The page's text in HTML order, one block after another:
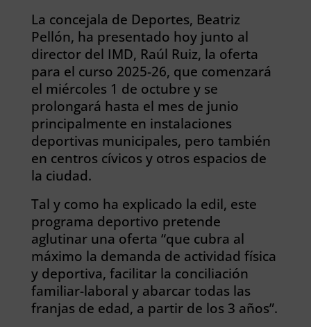
La concejala de Deportes, Beatriz
Pellón, ha presentado hoy junto al
director del IMD, Raúl Ruiz, la oferta
para el curso 2025-26, que comenzará
el miércoles 1 de octubre y se
prolongará hasta el mes de junio
principalmente en instalaciones
deportivas municipales, pero también
en centros cívicos y otros espacios de
la ciudad.
Tal y como ha explicado la edil, este
programa deportivo pretende
aglutinar una oferta “que cubra al
máximo la demanda de actividad física
y deportiva, facilitar la conciliación
familiar-laboral y abarcar todas las
franjas de edad, a partir de los 3 años”.